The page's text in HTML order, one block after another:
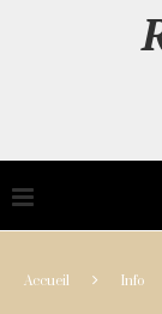
Accueil Info